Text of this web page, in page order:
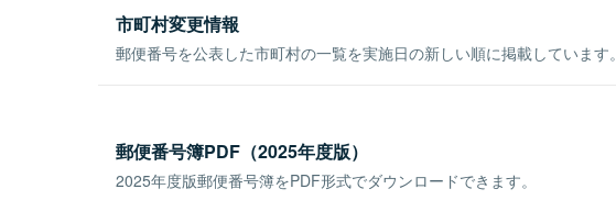
市町村変更情報
郵便番号を公表した市町村の一覧を実施日の新しい順に掲載しています。
郵便番号簿PDF（2025年度版）
2025年度版郵便番号簿をPDF形式でダウンロードできます。